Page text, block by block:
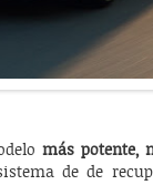
más potente,
de de